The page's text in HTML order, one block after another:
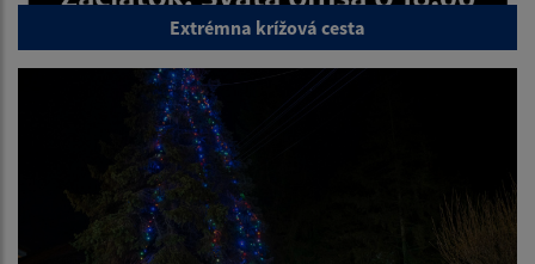
Extrémna krížová cesta